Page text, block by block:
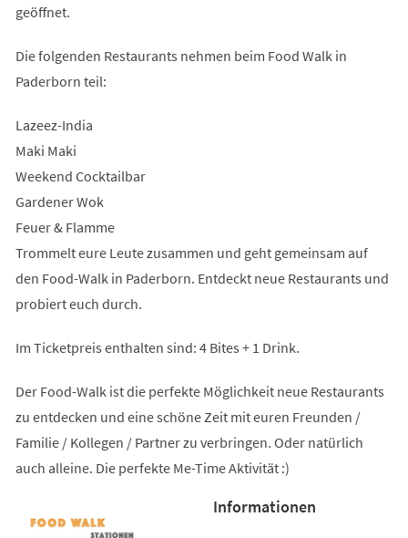
geöffnet.
Die folgenden Restaurants nehmen beim Food Walk in
Paderborn teil:
Lazeez-India
Maki Maki
Weekend Cocktailbar
Gardener Wok
Feuer & Flamme
Trommelt eure Leute zusammen und geht gemeinsam auf
den Food-Walk in Paderborn. Entdeckt neue Restaurants und
probiert euch durch.
Im Ticketpreis enthalten sind: 4 Bites + 1 Drink.
Der Food-Walk ist die perfekte Möglichkeit neue Restaurants
zu entdecken und eine schöne Zeit mit euren Freunden /
Familie / Kollegen / Partner zu verbringen. Oder natürlich
auch alleine. Die perfekte Me-Time Aktivität :)
Informationen